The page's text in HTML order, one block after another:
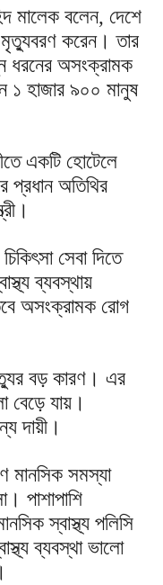
মালেক বলেন, দেশে
মৃত্যুবরণ করেন। তার
ধরনের অসংক্রামক
১ হাজার ৯০০ মানুষ
একটি হোটেলে
প্রধান অতিথির
সেবা দিতে
ব্যবস্থায়
অসংক্রামক রোগ
বড় কারণ। এর
বেড়ে যায়।
দায়ী।
মানসিক সমস্যা
পাশাপাশি
স্বাস্থ্য পলিসি
ব্যবস্থা ভালো